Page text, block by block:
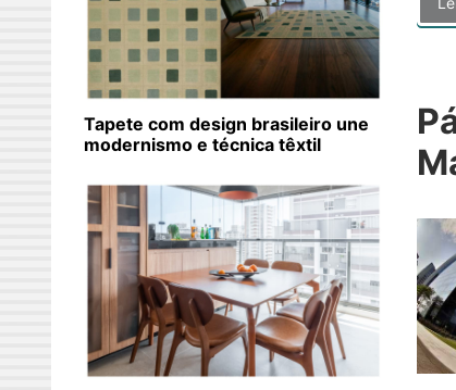
Tapete com design brasileiro une
modernismo e técnica têxtil